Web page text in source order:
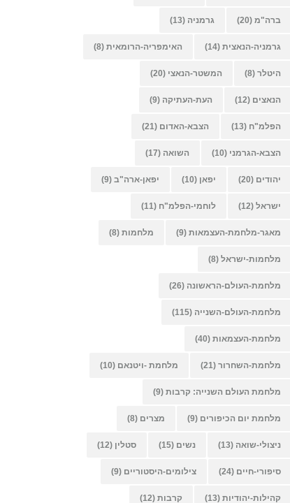
ברה"מ (20) גרמניה (13)
גרמניה-הנאצית (14) האימפריה-הרומאית (8)
היטלר (8) המשטר-הנאצי (20)
הנאצים (12) העת-העתיקה (9)
הפלמ"ח (13) הצבא-האדום (21)
הצבא-הגרמני (10) השואה (17)
יהודים (20) יפאן (10) יפאן-ארה"ב (9)
ישראל (12) לוחמי-הפלמ"ח (11)
מאגר-מלחמת-העצמאות (9) מלחמות (8)
מלחמות-ישראל (8)
מלחמת-העולם-הראשונה (26)
מלחמת-העולם-השנייה (115)
מלחמת-העצמאות (40)
מלחמת-השחרור (21) מלחמת -ויטנאם (10)
מלחמת העולם השנייה: קרבות (9)
מלחמת יום הכיפורים (9) מצרים (8)
ניצולי-שואה (13) נשים (15) סטלין (12)
סיפורי-חיים (24) צילומים-היסטוריים (9)
קהילות-יהודיות (13) קרבות (12)